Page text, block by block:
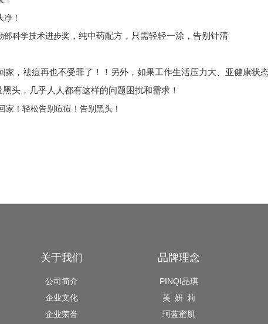
净！
部科学技术进步奖 ， 纯中药配方 ， 只需轻轻一涂 ， 告别针清
家 ， 祛痘再也不受罪了！！另外，如果工作生活压力大、亚健康状
头，几乎人人都有这样的问题困扰和需求！
家！轻松告别痘痘！告别黑头！
关于我们
公司简介
企业文化
企业荣誉
品牌理念
PINQI品琪
芙 妍 莉
珂蓝蜜肌